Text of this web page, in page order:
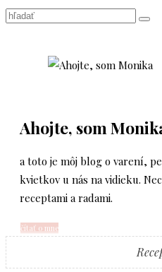
Ahojte, som
a toto je môj blog o varení,
kvietkov u nás na vidieku.
receptami a radami.
čítať o mne